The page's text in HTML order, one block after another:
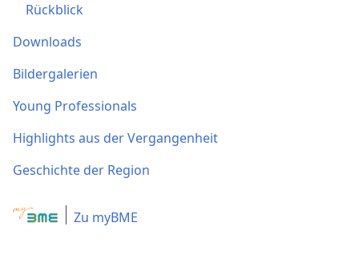
Rückblick
Downloads
Bildergalerien
Young Professionals
Highlights aus der Vergangenheit
Geschichte der Region
Zu myBME